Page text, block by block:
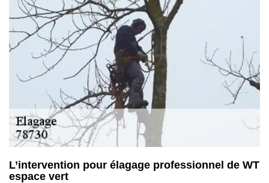
L’intervention pour élagage professionnel de WT
espace vert